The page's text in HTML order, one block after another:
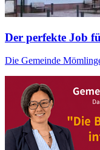
Der perfekte Job
Die Gemeinde